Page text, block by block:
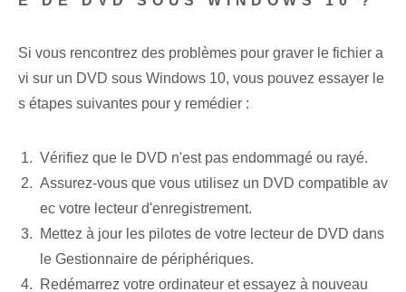
Si vous rencontrez des problèmes pour graver le fichier a
vi sur un DVD sous Windows 10, vous pouvez essayer le
s étapes suivantes pour y remédier :
Vérifiez que le DVD n'est pas endommagé ou rayé.
Assurez-vous que vous utilisez un DVD compatible av
ec votre lecteur d'enregistrement.
Mettez à jour les pilotes de votre lecteur de DVD dans
le Gestionnaire de périphériques.
Redémarrez votre ordinateur et essayez à nouveau